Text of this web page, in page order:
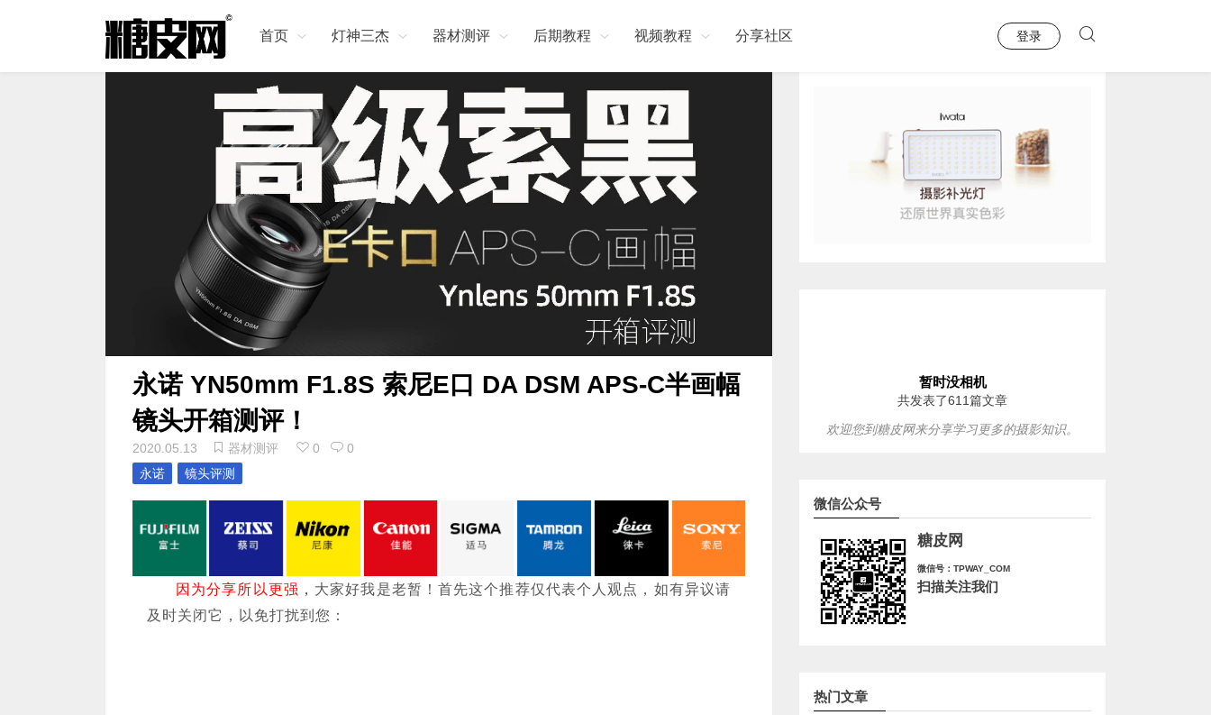
首页 灯神三杰 器材测评 后期教程 视频教程 分享社区 登录
永诺 YN50mm F1.8S 索尼E口 DA DSM APS-C半画幅
镜头开箱测评！
2020.05.13 器材测评 0
0
永诺
镜头评测
因为分享所以更强 ， 大家好我是老暂！首先这个推荐仅代表个人观点，如有异议请
及时关闭它，以免打扰到您：
暂时没相机
共发表了611篇文章
欢迎您到糖皮网来分享学习更多的摄影知识。
微信公众号
糖皮网
微信号：TPWAY_COM
扫描关注我们
热门文章